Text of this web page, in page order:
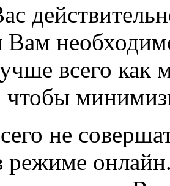
Вам
всего как
чтобы
не
режиме